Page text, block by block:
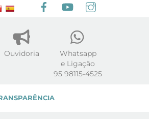
Ouvidoria
Whatsapp
e Ligação
95 98115-4525